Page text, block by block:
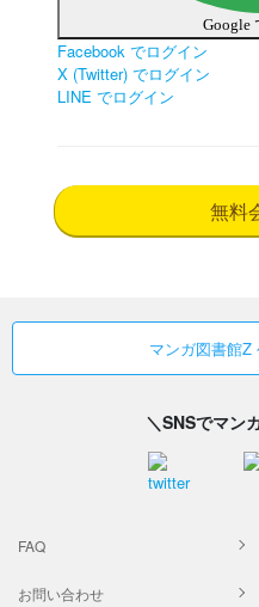
Google
Facebook でログイン
X (Twitter) でログイン
LINE でログイン
無料
マンガ図書館Z
＼SNSでマン
FAQ
お問い合わせ